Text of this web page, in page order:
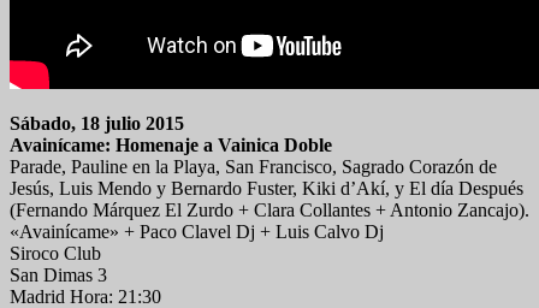
Sábado, 18 julio 2015
Avainícame: Homenaje a Vainica Doble
Parade, Pauline en la Playa, San Francisco, Sagrado Corazón de
Jesús, Luis Mendo y Bernardo Fuster, Kiki d’Akí, y El día Después
(Fernando Márquez El Zurdo + Clara Collantes + Antonio Zancajo).
«Avainícame» + Paco Clavel Dj + Luis Calvo Dj
Siroco Club
San Dimas 3
Madrid Hora: 21:30